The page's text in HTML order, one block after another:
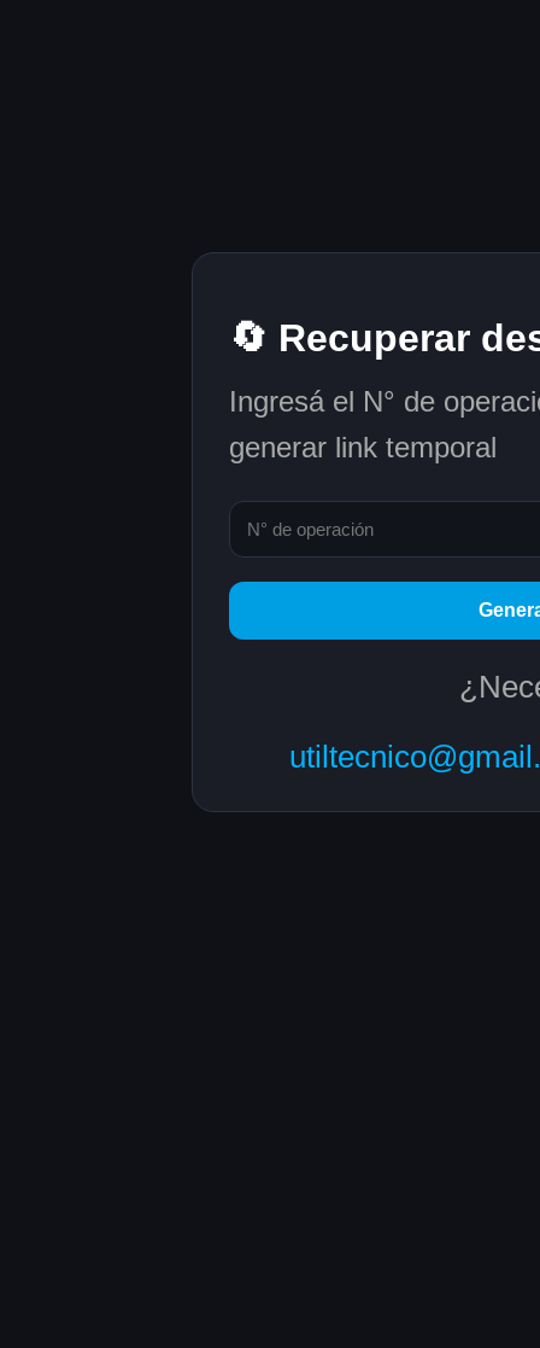
🔄 Recuperar
Ingresá el N° de
generar link temporal